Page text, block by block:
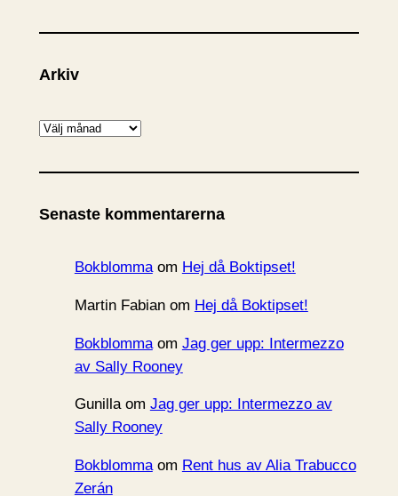
Arkiv
A
k
v
Senaste kommentarerna
Bokblommaom Hej då Boktipset!
Martin Fabianom Hej då Boktipset!
Bokblommaom Jag ger upp: Intermezzo
av Sally Rooney
Gunillaom Jag ger upp: Intermezzo av
Sally Rooney
Bokblommaom Rent hus av Alia Trabucco
Zerán